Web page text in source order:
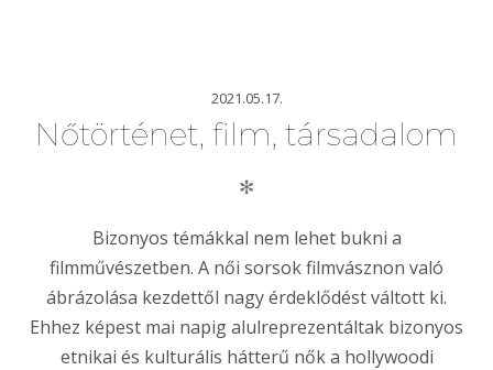
2021.05.17.
Nőtörténet, film, társadalom
✻
Bizonyos témákkal nem lehet bukni a
filmművészetben. A női sorsok filmvásznon való
ábrázolása kezdettől nagy érdeklődést váltott ki.
Ehhez képest mai napig alulreprezentáltak bizonyos
etnikai és kulturális hátterű nők a hollywoodi